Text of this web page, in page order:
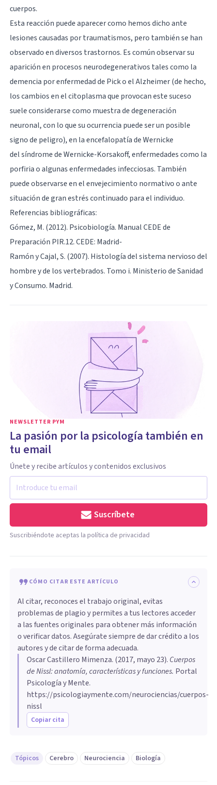
cuerpos.
Esta reacción puede aparecer como hemos dicho ante
lesiones causadas por traumatismos, pero también se han
observado en diversos trastornos. Es común observar su
aparición en procesos neurodegenerativos tales como la
demencia por enfermedad de Pick o elAlzheimer(de hecho,
los cambios en el citoplasma que provocan este suceso
suele considerarse como muestra de degeneración
neuronal, con lo que su ocurrencia puede ser un posible
signo de peligro), en la encefalopatía de Wernicke
delsíndrome de Wernicke-Korsakoff, enfermedades como la
porfiria o algunas enfermedades infecciosas. También
puede observarse en el envejecimiento normativo o ante
situación de gran estrés continuado para el individuo.
Referencias bibliográficas:
Gómez, M. (2012). Psicobiología. Manual CEDE de
Preparación PIR.12. CEDE: Madrid-
Ramón y Cajal, S. (2007). Histología del sistema nervioso del
hombre y de los vertebrados. Tomo i. Ministerio de Sanidad
y Consumo. Madrid.
NEWSLETTER PYM
La pasión por la psicología también en
tu email
Únete y recibe artículos y contenidos exclusivos
Suscríbete
Suscribiéndote aceptas la política de privacidad
CÓMO CITAR ESTE ARTÍCULO
Al citar, reconoces el trabajo original, evitas
problemas de plagio y permites a tus lectores acceder
a las fuentes originales para obtener más información
o verificar datos. Asegúrate siempre de dar crédito a los
autores y de citar de forma adecuada.
Oscar Castillero Mimenza. (2017, mayo 23). Cuerpos
de Nissl: anatomía, características y funciones. Portal
Psicología y Mente.
https://psicologiaymente.com/neurociencias/cuerpos-
nissl
Copiar cita
Tópicos Cerebro Neurociencia Biología